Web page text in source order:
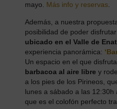
mayo. Más info y reservas.
Además, a nuestra
posibilidad de poder
ubicado en el Valle de
experiencia panorámica:
Un espacio en el que
barbacoa al aire libre y
a los pies de los Pirineos,
lunes a sábado a las
que es el colofón perfecto